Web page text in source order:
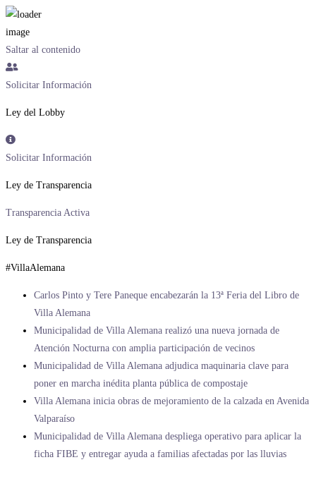
Saltar al contenido
Solicitar Información
Ley del Lobby
Solicitar Información
Ley de Transparencia
Transparencia Activa
Ley de Transparencia
#VillaAlemana
Carlos Pinto y Tere Paneque encabezarán la 13ª Feria del Libro de
Villa Alemana
Municipalidad de Villa Alemana realizó una nueva jornada de
Atención Nocturna con amplia participación de vecinos
Municipalidad de Villa Alemana adjudica maquinaria clave para
poner en marcha inédita planta pública de compostaje
Villa Alemana inicia obras de mejoramiento de la calzada en Avenida
Valparaíso
Municipalidad de Villa Alemana despliega operativo para aplicar la
ficha FIBE y entregar ayuda a familias afectadas por las lluvias